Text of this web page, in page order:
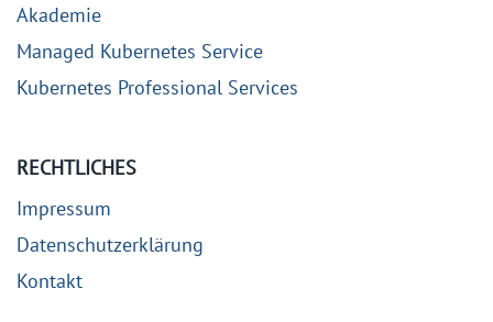
Akademie
Managed Kubernetes Service
Kubernetes Professional Services
RECHTLICHES
Impressum
Datenschutzerklärung
Kontakt